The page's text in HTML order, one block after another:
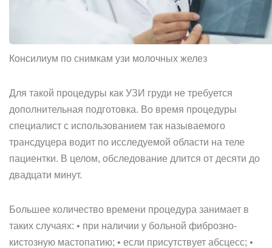
Консилиум по снимкам узи молочных желез
Для такой процедуры как УЗИ груди не требуется
дополнительная подготовка. Во время процедуры
специалист с использованием так называемого
трансдуцера водит по исследуемой области на теле
пациентки. В целом, обследование длится от десяти до
двадцати минут.
Большее количество времени процедура занимает в
таких случаях: • при наличии у больной фиброзно-
кистозную мастопатию; • если присутствует абсцесс; •